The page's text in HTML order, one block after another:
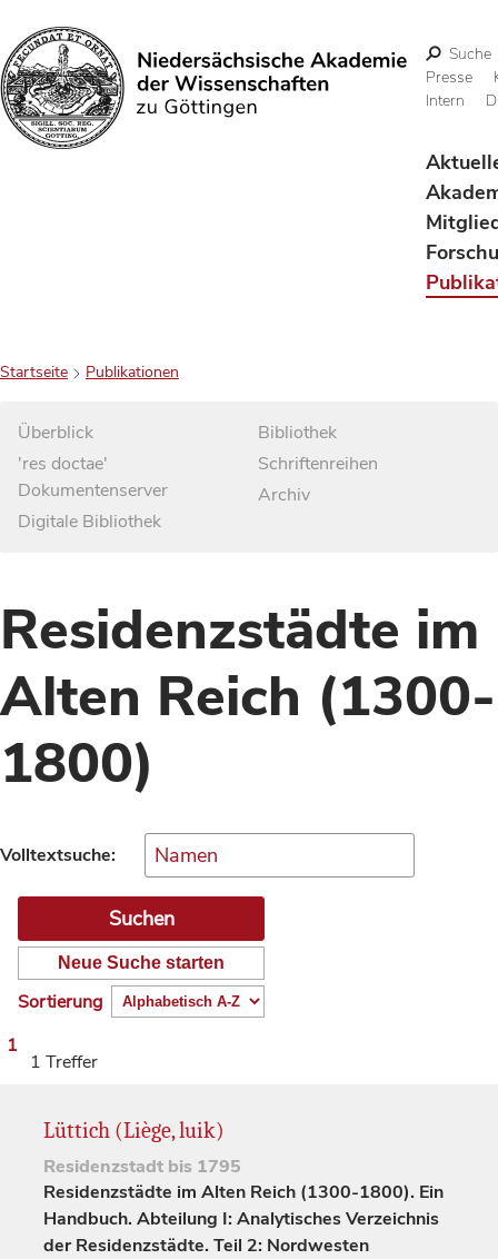
Suchen
Suche
Presse
Intern
Startseite Publikationen
Überblick
'res doctae'
Dokumentenserver
Digitale Bibliothek
Bibliothek
Schriftenreihen
Archiv
Residenzstädte im
Alten Reich (1300-
1800)
Volltextsuche:
Neue Suche starten
Sortierung
1
1 Treffer
Lüttich (Liège, luik)
Residenzstadt bis 1795
Residenzstädte im Alten Reich (1300-1800). Ein
Handbuch. Abteilung I: Analytisches Verzeichnis
der Residenzstädte. Teil 2: Nordwesten